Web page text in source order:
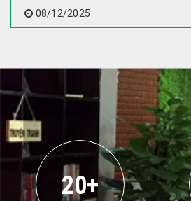
27/05/2026
20+